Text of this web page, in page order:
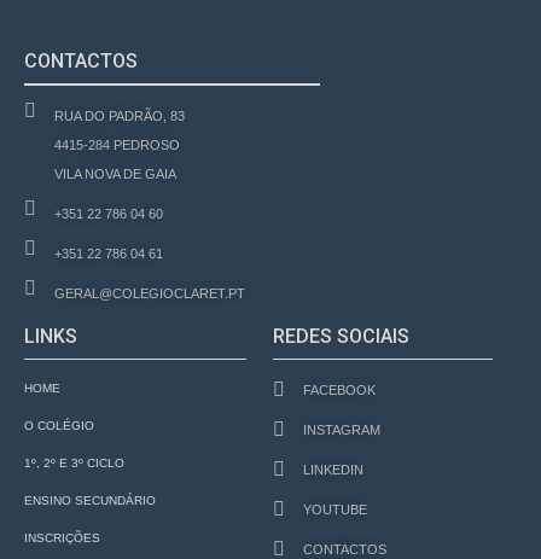
CONTACTOS
RUA DO PADRÃO, 83
4415-284 PEDROSO
VILA NOVA DE GAIA
+351 22 786 04 60
+351 22 786 04 61
GERAL@COLEGIOCLARET.PT
LINKS
HOME
O COLÉGIO
1º, 2º E 3º CICLO
ENSINO SECUNDÁRIO
INSCRIÇÕES
REDES SOCIAIS
FACEBOOK
INSTAGRAM
LINKEDIN
YOUTUBE
CONTACTOS